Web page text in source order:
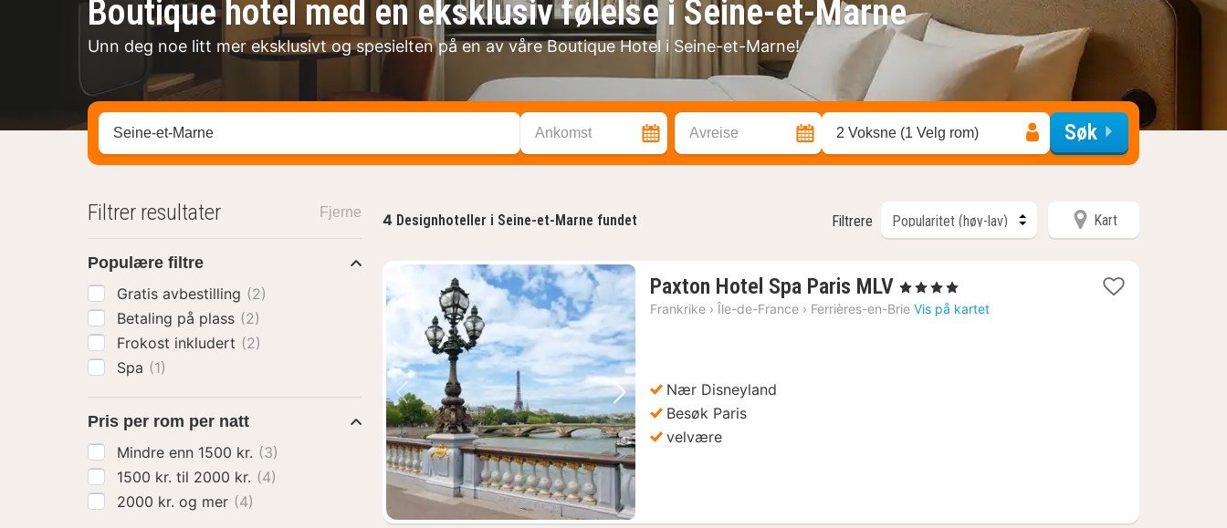
Boutique hotel med en eksklusiv følelse i Seine-et-Marne
Unn deg noe litt mer eksklusivt og spesielten på en av våre Boutique Hotel i Seine-et-Marne!
Søk hotell, region eller by Ankomst Avreise 2 Voksne (1 Velg rom) Søk
4 Designhoteller i Seine-et-Marne fundet Filtrere Kart
Forrige bilde Neste bilde
Paxton Hotel Spa Paris MLV 1
natt
, 4 Stjerner
Frankrike › Île-de-France › Ferrières-en-Brie Vis på kartet
Nær Disneyland
Besøk Paris
velvære
Filtrer resultater Fjerne
Populære filtre
Gratis avbestilling (2)
Betaling på plass (2)
Frokost inkludert (2)
Spa (1)
Pris per rom per natt
Mindre enn 1500 kr. (3)
1500 kr. til 2000 kr. (4)
2000 kr. og mer (4)